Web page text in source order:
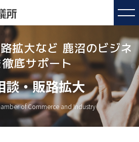
拡大など 鹿沼のビジネ
底サポート
談・販路拡大
of Commerce and Industry